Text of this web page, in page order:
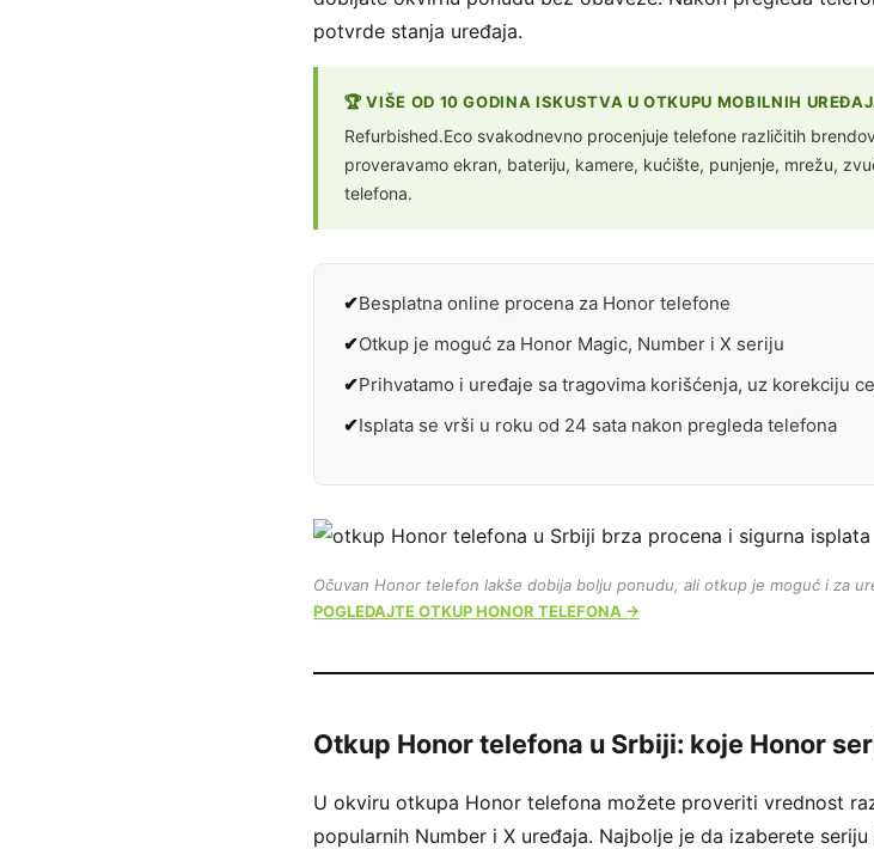
potvrde stanja uređaja.
🏆 VIŠE OD 10 GODINA ISKUSTVA U OTKUPU MOBILNIH
Refurbished.Eco svakodnevno procenjuje telefone različitih
proveravamo ekran, bateriju, kamere, kućište, punjenje, mrežu,
telefona.
Besplatna online procena za Honor telefone
Otkup je moguć za Honor Magic, Number i X seriju
Prihvatamo i uređaje sa tragovima korišćenja, uz korekciju
Isplata se vrši u roku od 24 sata nakon pregleda telefona
Očuvan Honor telefon lakše dobija bolju ponudu, ali otkup je moguć i za
POGLEDAJTE OTKUP HONOR TELEFONA →
Otkup Honor telefona u Srbiji: koje Honor
U okviru otkupa Honor telefona možete proveriti vrednost
popularnih Number i X uređaja. Najbolje je da izaberete